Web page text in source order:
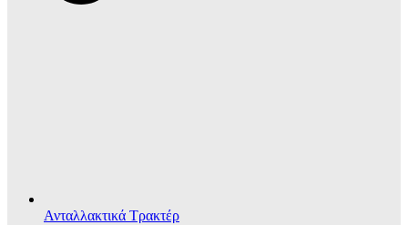
Ανταλλακτικά Τρακτέρ